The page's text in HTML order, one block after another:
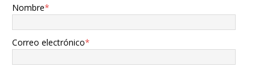
Nombre*
Correo electrónico*